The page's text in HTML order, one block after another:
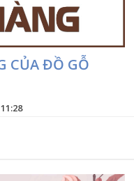
CỦA ĐỒ GỖ